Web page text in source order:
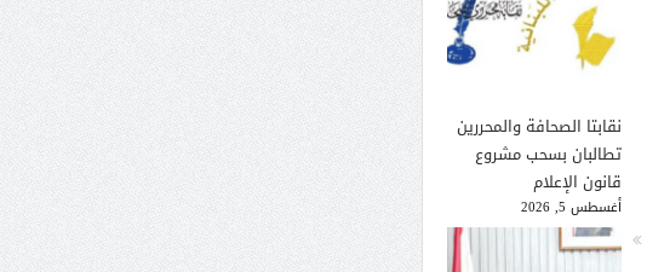
نقابتا الصحافة والمحررين
تطالبان بسحب مشروع
قانون الإعلام
أغسطس 5, 2026